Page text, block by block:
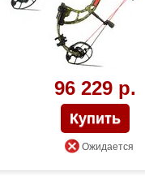
96 229 р.
Ожидается